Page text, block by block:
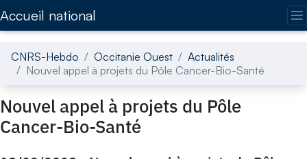
Accueil national
CNRS-Hebdo Occitanie Ouest
Actualités
Nouvel appel à projets du Pôle Cancer-Bio-Santé
Nouvel appel à projets du Pôle
Cancer-Bio-Santé